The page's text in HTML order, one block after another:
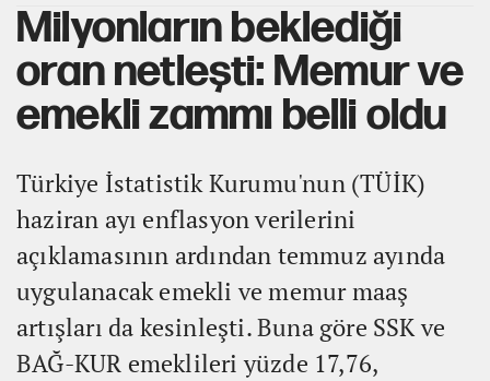
Milyonların beklediği
oran netleşti: Memur ve
emekli zammı belli oldu
Türkiye İstatistik Kurumu'nun (TÜİK)
haziran ayı enflasyon verilerini
açıklamasının ardından temmuz ayında
uygulanacak emekli ve memur maaş
artışları da kesinleşti. Buna göre SSK ve
BAĞ-KUR emeklileri yüzde 17,76,